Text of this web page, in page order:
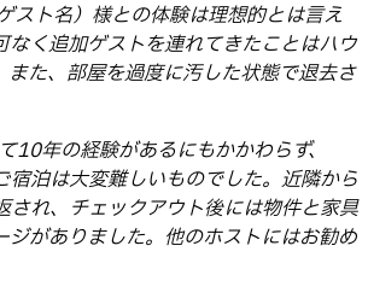
スト名）様との体験は理想的とは言え
なく追加ゲストを連れてきたことはハウ
また、部屋を過度に汚した状態で退去さ
10年の経験があるにもかかわらず、
宿泊は大変難しいものでした。近隣から
され、チェックアウト後には物件と家具
ジがありました。他のホストにはお勧め